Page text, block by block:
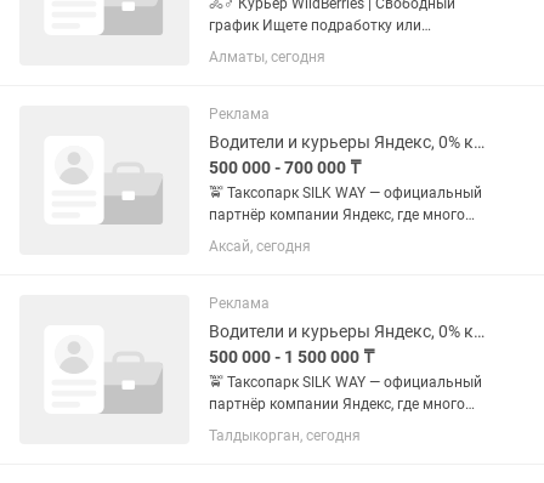
🚴♂️ Курьер WildBerries | Свободный
график Ищете подработку или
стабильный доход без офиса?
WildBerries набирает курьеров 💜 Что
ближайших ПВЗ 🏠 Доставлять
клиентам...
Алматы, сегодня
Реклама
Водители и курьеры Яндекс, 0% комиссия парка, еженедельные бонусы
500 000 - 700 000 ₸
🚖 Таксопарк SILK WAY — официальный
партнёр компании Яндекс, где много
заказов и больше дохода!
Подключайтесь к Яндекс Такси через
Аксай, сегодня
Реклама
Водители и курьеры Яндекс, 0% комиссия парка, еженедельные бонусы
500 000 - 1 500 000 ₸
🚖 Таксопарк SILK WAY — официальный
партнёр компании Яндекс, где много
заказов и больше дохода!
Подключайтесь к Яндекс Такси через
Талдыкорган, сегодня